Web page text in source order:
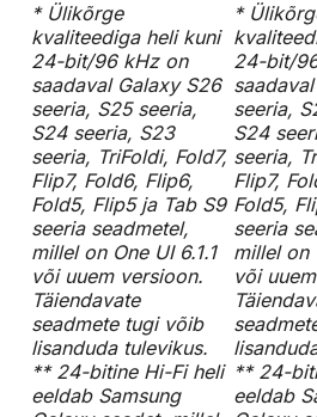
* Ülikõrge
kvaliteediga heli kuni
24-bit/96 kHz on
saadaval Galaxy S26
seeria, S25 seeria,
S24 seeria, S23
seeria, TriFoldi, Fold7,
Flip7, Fold6, Flip6,
Fold5, Flip5 ja Tab S9
seeria seadmetel,
millel on One UI 6.1.1
või uuem versioon.
Täiendavate
seadmete tugi võib
lisanduda tulevikus.
** 24-bitine Hi-Fi heli
eeldab Samsung
*
24-bit/
seeria,
S24
seeria,
Flip7,
Fold5,
seeria
millel on
või
** 24-
eeldab